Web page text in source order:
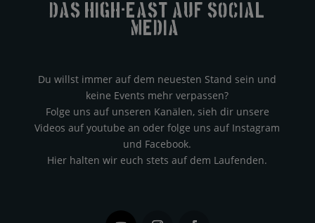
Das High-east auf Social
Media?
Du willst immer auf dem neuesten Stand sein und
keine Events mehr verpassen?
Folge uns auf unseren Kanälen, sieh dir unsere
Videos auf youtube an oder folge uns auf Instagram
und Facebook.
Hier halten wir euch stets auf dem Laufenden.